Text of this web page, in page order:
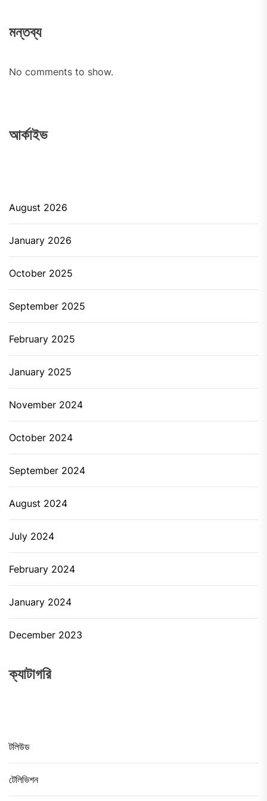
মন্তব্য
No comments to show.
আর্কাইভ
August 2026
January 2026
October 2025
September 2025
February 2025
January 2025
November 2024
October 2024
September 2024
August 2024
July 2024
February 2024
January 2024
December 2023
ক্যাটাগরি
টলিউড
টেলিভিশন